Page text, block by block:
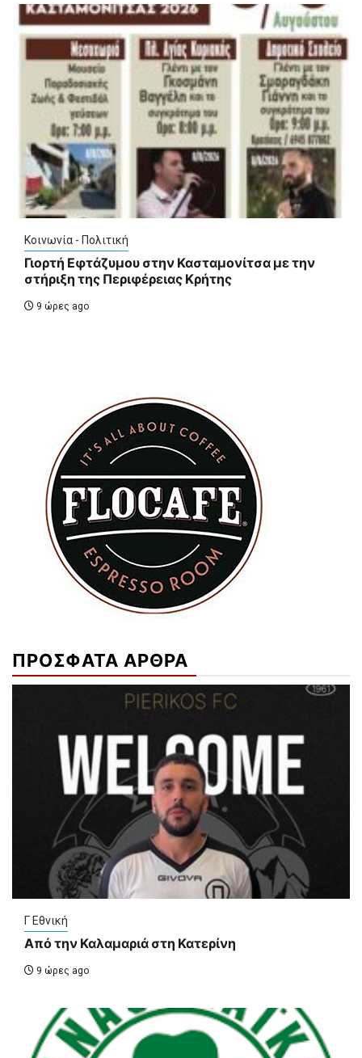
Κοινωνία - Πολιτική
Γιορτή Εφτάζυμου στην Κασταμονίτσα με την
στήριξη της Περιφέρειας Κρήτης
9 ώρες ago
ΠΡΟΣΦΑΤΑ ΑΡΘΡΑ
Γ Εθνική
Από την Καλαμαριά στη Κατερίνη
9 ώρες ago